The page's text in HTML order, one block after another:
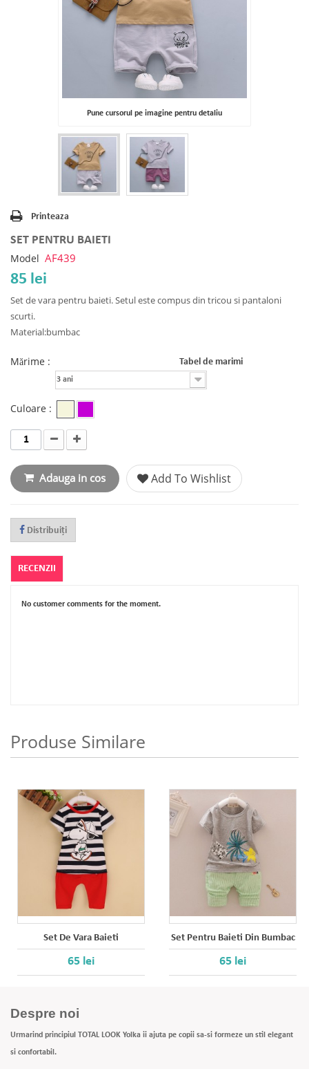
Pune cursorul pe imagine pentru detaliu
Printeaza
SET PENTRU BAIETI
Model AF439
85 lei
Set de vara pentru baieti. Setul este compus din tricou si pantaloni
scurti.
Material:bumbac
Mărime : Tabel de marimi
3 ani
Culoare :
Adauga in cos Add To Wishlist
Distribuiţi
RECENZII
No customer comments for the moment.
Produse Similare
Set De Vara Baieti
65 lei
Set Pentru Baieti Din Bumbac
65 lei
Despre noi
Urmarind principiul TOTAL LOOK Yolka ii ajuta pe copii sa-si formeze un stil elegant
si confortabil.